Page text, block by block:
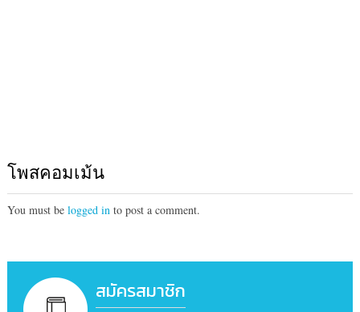
โพสคอมเม้น
You must be logged in to post a comment.
สมัครสมาชิก